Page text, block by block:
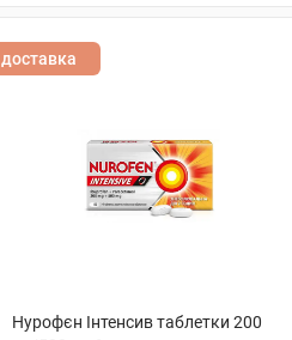
доставка
Нурофєн Інтенсив таблетки 200